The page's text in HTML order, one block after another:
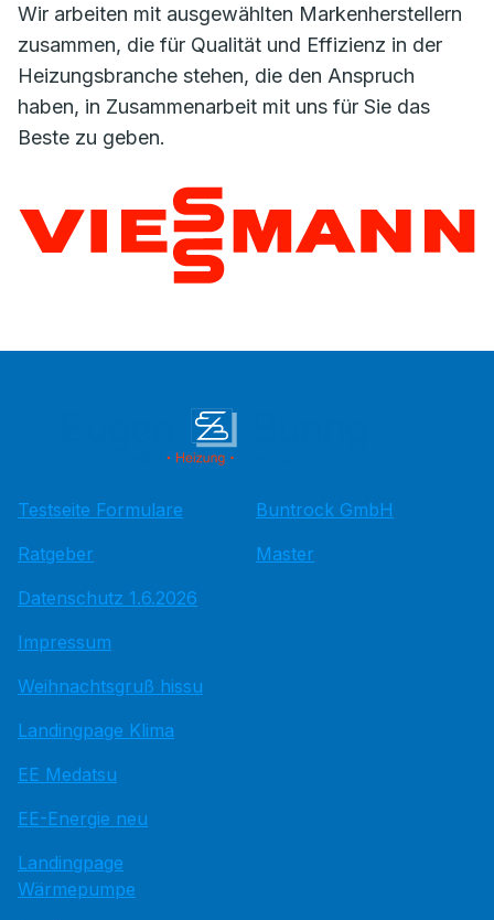
Wir arbeiten mit ausgewählten Markenherstellern
zusammen, die für Qualität und Effizienz in der
Heizungsbranche stehen, die den Anspruch
haben, in Zusammenarbeit mit uns für Sie das
Beste zu geben.
Testseite Formulare
Ratgeber
Datenschutz 1.6.2026
Impressum
Weihnachtsgruß hissu
Landingpage Klima
EE Medatsu
EE-Energie neu
Landingpage
Wärmepumpe
Buntrock GmbH
Master